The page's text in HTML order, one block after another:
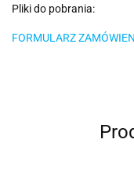
Pliki do pobrania:
FORMULARZ